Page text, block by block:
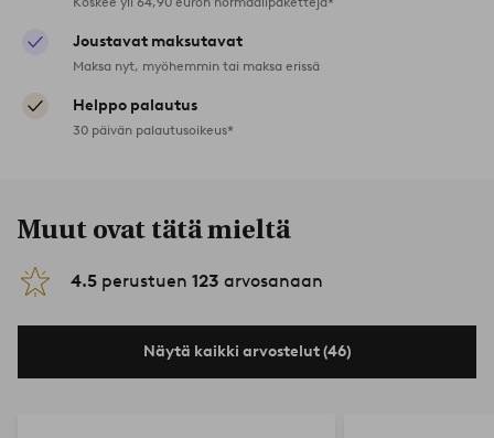
Joustavat maksutavat
Maksa nyt, myöhemmin tai maksa erissä
Helppo palautus
30 päivän palautusoikeus*
Muut ovat tätä mieltä
4.5 perustuen 123 arvosanaan
Näytä kaikki arvostelut (46)